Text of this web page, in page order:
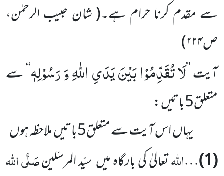
سے مقدم کرنا حرام ہے۔(شان حبیب الرحمٰن،
ص۲۲۴)
آیت ’’لَا تُقَدِّمُوْا بَیْنَ یَدَیِ اللّٰهِ وَ رَسُوْلِهٖ‘‘ سے
متعلق5باتیں :
یہاں اس آیت سے متعلق5باتیں ملاحظہ ہوں
(1)
…اللہتعالیٰ کی بارگاہ میں سیّد المرسَلینصَلَّی اللہ